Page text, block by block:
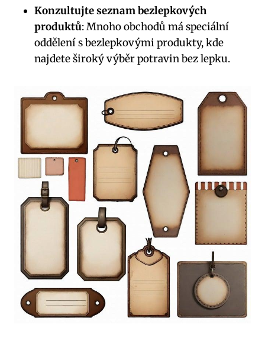
Konzultujte seznam bezlepkových
produktů: Mnoho obchodů má speciální
oddělení s bezlepkovými produkty, kde
najdete široký výběr potravin bez lepku.